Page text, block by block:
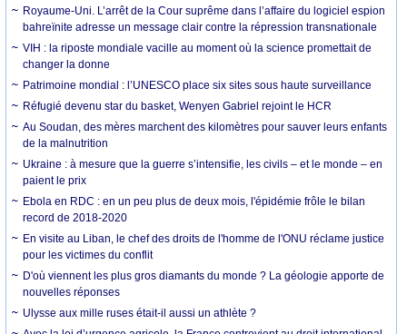
Royaume-Uni. L’arrêt de la Cour suprême dans l’affaire du logiciel espion
bahreïnite adresse un message clair contre la répression transnationale
VIH : la riposte mondiale vacille au moment où la science promettait de
changer la donne
Patrimoine mondial : l’UNESCO place six sites sous haute surveillance
Réfugié devenu star du basket, Wenyen Gabriel rejoint le HCR
Au Soudan, des mères marchent des kilomètres pour sauver leurs enfants
de la malnutrition
Ukraine : à mesure que la guerre s’intensifie, les civils – et le monde – en
paient le prix
Ebola en RDC : en un peu plus de deux mois, l'épidémie frôle le bilan
record de 2018-2020
En visite au Liban, le chef des droits de l'homme de l'ONU réclame justice
pour les victimes du conflit
D'où viennent les plus gros diamants du monde ? La géologie apporte de
nouvelles réponses
Ulysse aux mille ruses était-il aussi un athlète ?